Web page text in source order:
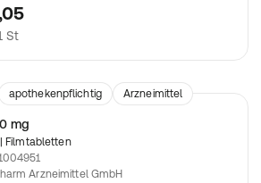
Arzneimittel
St
apothekenpflichtig Arzneimittel
mg
| Filmtabletten
Arzneimittel GmbH